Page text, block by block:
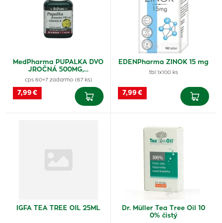
MedPharma PUPALKA DVO
JROČNÁ 500MG,…
cps 60+7 zadarmo (67 ks)
7,99 €
EDENPharma ZINOK 15 mg
tbl 1x100 ks
7,99 €
IGFA TEA TREE OIL 25ML
Dr. Müller Tea Tree Oil 10
0% čistý